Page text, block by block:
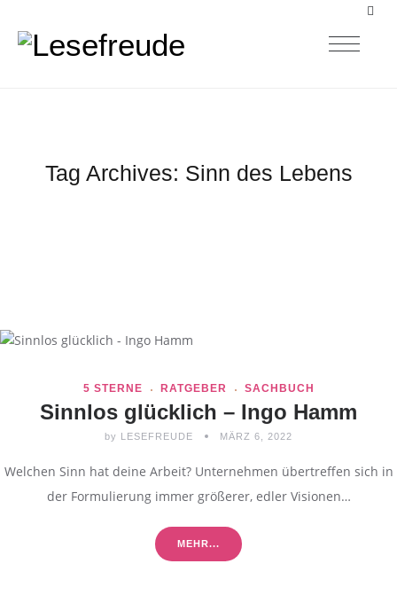
Tag Archives: Sinn des Lebens
5 STERNE RATGEBER SACHBUCH
Sinnlos glücklich – Ingo Hamm
by LESEFREUDE MÄRZ 6, 2022
Welchen Sinn hat deine Arbeit? Unternehmen übertreffen sich in
der Formulierung immer größerer, edler Visionen…
MEHR...